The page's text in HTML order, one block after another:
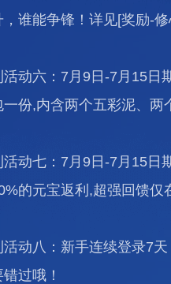
谁能争锋！详见[奖励-修
活动六：7月9日-7月15日
一份,内含两个五彩泥、
活动七：7月9日-7月15日
的元宝返利,超强回馈仅
活动八：新手连续登录7
过哦！